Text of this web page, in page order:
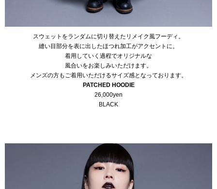
スウェットをランダムに切り替えたリメイク風フーディ。
縫い目部分を表に出したほつれ加工がアクセントに。
着用していく過程でオリジナルな
風合いをお楽しみいただけます。
メンズの方もご着用いただけるサイズ感となっております。
PATCHED HOODIE
26,000yen
BLACK